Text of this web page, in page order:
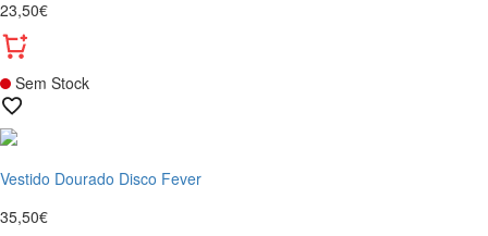
23,50€
Sem Stock
Vestido Dourado Disco Fever
35,50€